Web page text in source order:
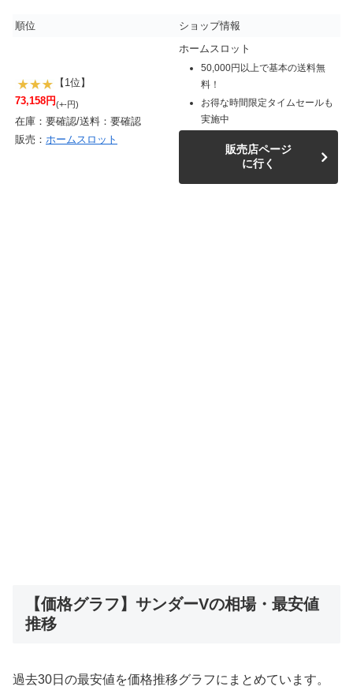
順位 ショップ情報
【1位】
73,158円(+-円)
在庫：要確認/送料：要確認
販売： ホームスロット
ホームスロット
50,000円以上で基本の送料無
料！
お得な時間限定タイムセールも
実施中
販売店ページ
に行く
【価格グラフ】サンダーVの相場・最安値
推移
過去30日の最安値を価格推移グラフにまとめています。